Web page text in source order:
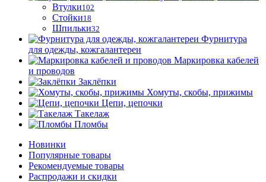
Втулки102
Стойки18
Шпильки32
Фурнитура
для одежды, кожгалантереи
Маркировка кабелей
и проводов
Заклёпки
Хомуты, скобы, прижимы
Цепи, цепочки
Такелаж
Пломбы
Новинки
Популярные товары
Рекомендуемые товары
Распродажи и скидки